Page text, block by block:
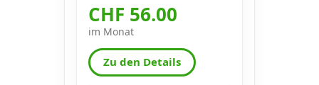
CHF 56.00
im Monat
Zu den Details